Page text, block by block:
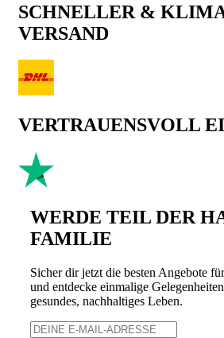
SCHNELLER &
VERSAND
VERTRAUENSVOLL
WERDE TEIL DER
FAMILIE
Sicher dir jetzt die besten Angebote
und entdecke einmalige
gesundes, nachhaltiges Leben.